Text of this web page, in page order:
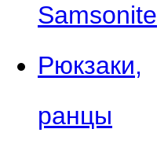
Samsonite
Рюкзаки,
ранцы